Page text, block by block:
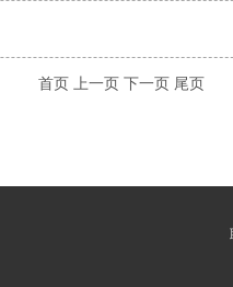
首页 上一页 下一页 尾页